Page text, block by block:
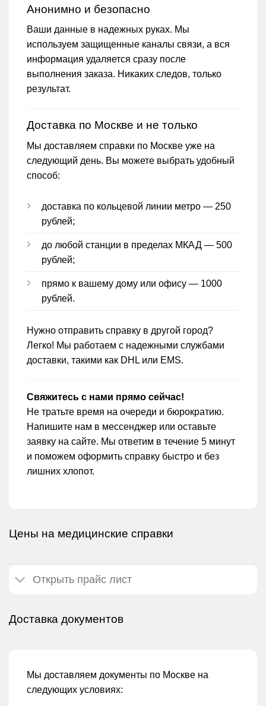
Анонимно и безопасно
Ваши данные в надежных руках. Мы
используем защищенные каналы связи, а вся
информация удаляется сразу после
выполнения заказа. Никаких следов, только
результат.
Доставка по Москве и не только
Мы доставляем справки по Москве уже на
следующий день. Вы можете выбрать удобный
способ:
доставка по кольцевой линии метро — 250
рублей;
до любой станции в пределах МКАД — 500
рублей;
прямо к вашему дому или офису — 1000
рублей.
Нужно отправить справку в другой город?
Легко! Мы работаем с надежными службами
доставки, такими как DHL или EMS.
Свяжитесь с нами прямо сейчас!
Не тратьте время на очереди и бюрократию.
Напишите нам в мессенджер или оставьте
заявку на сайте. Мы ответим в течение 5 минут
и поможем оформить справку быстро и без
лишних хлопот.
Цены на медицинские справки
Открыть прайс лист
Доставка документов
Мы доставляем документы по Москве на
следующих условиях: